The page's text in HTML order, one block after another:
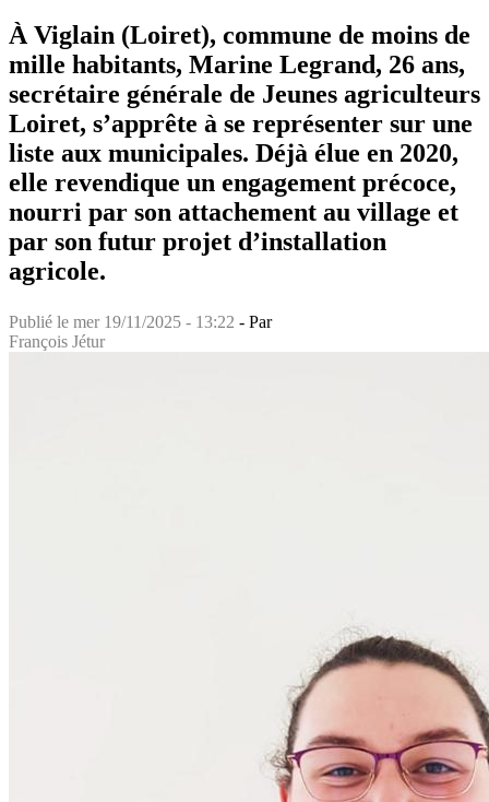
À Viglain (Loiret), commune de moins de
mille habitants, Marine Legrand, 26 ans,
secrétaire générale de Jeunes agriculteurs
Loiret, s’apprête à se représenter sur une
liste aux municipales. Déjà élue en 2020,
elle revendique un engagement précoce,
nourri par son attachement au village et
par son futur projet d’installation
agricole.
Publié le mer 19/11/2025 - 13:22 - Par
François Jétur